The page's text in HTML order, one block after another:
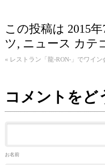
この投稿は 2015
ツ, ニュース カテ
« レストラン「龍-RON-」でワイ
コメントをど
お名前